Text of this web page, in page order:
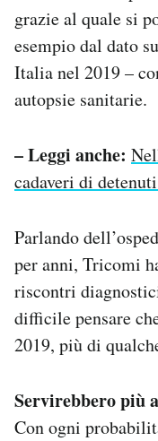
grazie al quale si
esempio dal dato
Italia nel 2019 –
autopsie sanitarie.
– Leggi anche:
cadaveri di
Parlando
per anni, Tricomi
riscontri
difficile pensare
2019, più di
Servirebbero più
Con ogni